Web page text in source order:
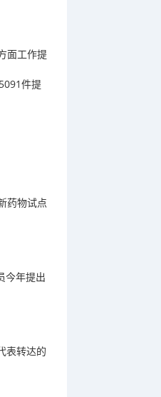
面工作提
件提
药物试点
今年提出
表转达的